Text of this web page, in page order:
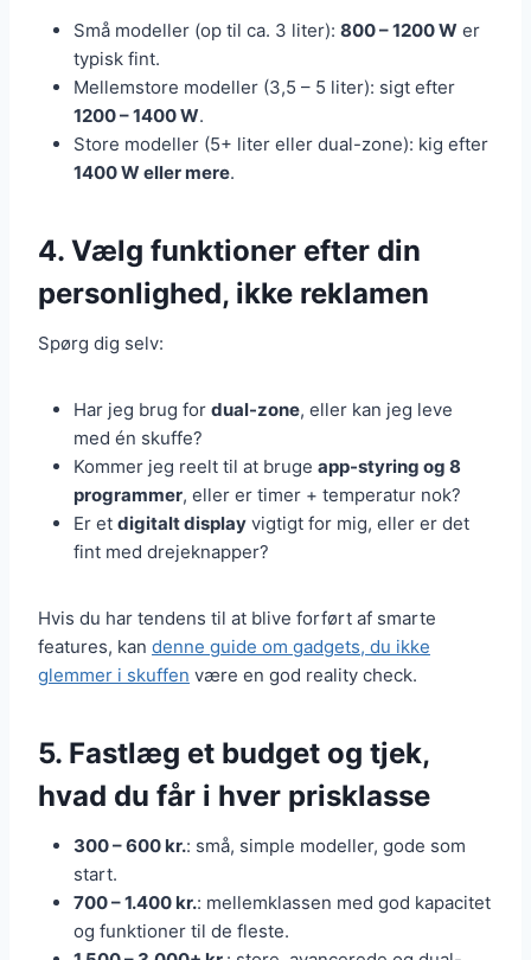
Små modeller (op til ca. 3 liter): 800 – 1200 W er
typisk fint.
Mellemstore modeller (3,5 – 5 liter): sigt efter
1200 – 1400 W.
Store modeller (5+ liter eller dual-zone): kig efter
1400 W eller mere.
4. Vælg funktioner efter din
personlighed, ikke reklamen
Spørg dig selv:
Har jeg brug for dual-zone, eller kan jeg leve
med én skuffe?
Kommer jeg reelt til at bruge app-styring og 8
programmer, eller er timer + temperatur nok?
Er et digitalt display vigtigt for mig, eller er det
fint med drejeknapper?
Hvis du har tendens til at blive forført af smarte
features, kan denne guide om gadgets, du ikke
glemmer i skuffen være en god reality check.
5. Fastlæg et budget og tjek,
hvad du får i hver prisklasse
300 – 600 kr.: små, simple modeller, gode som
start.
700 – 1.400 kr.: mellemklassen med god kapacitet
og funktioner til de fleste.